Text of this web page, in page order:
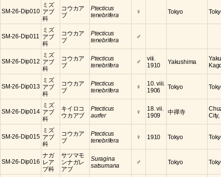
SM-26-Dip010
ミズ
アブ
科
コウカア
ブ
Ptecticus
tenebrifera
♀ Tokyo
SM-26-Dip011
ミズ
アブ
科
コウカア
ブ
Ptecticus
tenebrifera
♂
SM-26-Dip012
ミズ
アブ
科
コウカア
ブ
Ptecticus
tenebrifera
♂
viii.
1910
Yakushima
SM-26-Dip013
ミズ
アブ
科
コウカア
ブ
Ptecticus
tenebrifera
♀
10. viii.
1906
Tokyo
SM-26-Dip014
ミズ
アブ
科
キイロコ
ウカアブ
Ptecticus
aurfer
♀
18. vii.
1909
中禪寺
City,
SM-26-Dip015
ミズ
アブ
科
コウカア
ブ
Ptecticus
tenebrifera
♀ 1910 Tokyo
SM-26-Dip016
ナガ
レア
ブ科
サツマモ
ンナガレ
アブ
Suragina
satsumana
♂ Tokyo